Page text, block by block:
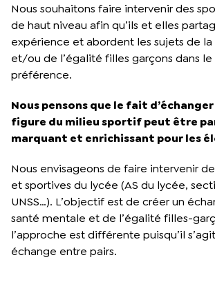
Nous souhaitons faire intervenir des
de haut niveau afin qu’ils et elles
expérience et abordent les sujets de
et/ou de l’égalité filles garçons dans
préférence.
Nous pensons que le fait
figure du milieu sportif peut être
marquant et enrichissant pour les
Nous envisageons de faire intervenir
et sportives du lycée (AS du lycée,
UNSS…). L’objectif est de créer un
santé mentale et de l’égalité filles-
l’approche est différente puisqu’il
échange entre pairs.